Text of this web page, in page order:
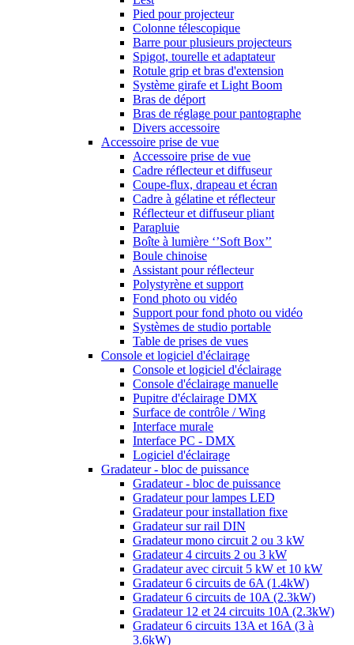
Pied pour projecteur
Colonne télescopique
Barre pour plusieurs projecteurs
Spigot, tourelle et adaptateur
Rotule grip et bras d'extension
Système girafe et Light Boom
Bras de déport
Bras de réglage pour pantographe
Divers accessoire
Accessoire prise de vue
Accessoire prise de vue
Cadre réflecteur et diffuseur
Coupe-flux, drapeau et écran
Cadre à gélatine et réflecteur
Réflecteur et diffuseur pliant
Parapluie
Boîte à lumière ‘’Soft Box’’
Boule chinoise
Assistant pour réflecteur
Polystyrène et support
Fond photo ou vidéo
Support pour fond photo ou vidéo
Systèmes de studio portable
Table de prises de vues
Console et logiciel d'éclairage
Console et logiciel d'éclairage
Console d'éclairage manuelle
Pupitre d'éclairage DMX
Surface de contrôle / Wing
Interface murale
Interface PC - DMX
Logiciel d'éclairage
Gradateur - bloc de puissance
Gradateur - bloc de puissance
Gradateur pour lampes LED
Gradateur pour installation fixe
Gradateur sur rail DIN
Gradateur mono circuit 2 ou 3 kW
Gradateur 4 circuits 2 ou 3 kW
Gradateur avec circuit 5 kW et 10 kW
Gradateur 6 circuits de 6A (1.4kW)
Gradateur 6 circuits de 10A (2.3kW)
Gradateur 12 et 24 circuits 10A (2.3kW)
Gradateur 6 circuits 13A et 16A (3 à
3.6kW)